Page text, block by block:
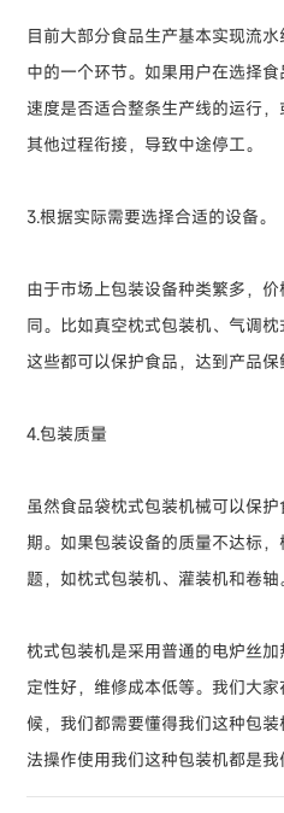
目前大部分食品生产基本实现流
中的一个环节。如果用户在选择
速度是否适合整条生产线的运行
其他过程衔接，导致中途停工。
3.根据实际需要选择合适的设备。
由于市场上包装设备种类繁多，
同。比如真空枕式包装机、气调枕
这些都可以保护食品，达到产品保
4.包装质量
虽然食品袋枕式包装机械可以保
期。如果包装设备的质量不达标
题，如枕式包装机、灌装机和卷轴
枕式包装机是采用普通的电炉丝
定性好，维修成本低等。我们大
候，我们都需要懂得我们这种包
法操作使用我们这种包装机都是我